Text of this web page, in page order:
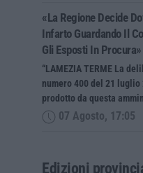
«La Regione Decide
Infarto Guardando Il
Gli Esposti In Procura»
“LAMEZIA TERME La
numero 400 del 21 luglio
prodotto da questa
07 Agosto, 17:05
Edizioni